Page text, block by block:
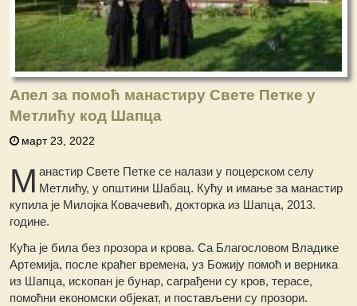
Апел за помоћ манастиру Свете Петке у
Метлићу код Шапца
март 23, 2022
М анастир Свете Петке се налази у поцерском селу
Метлићу, у општини Шабац. Кућу и имање за манастир
купила је Милојка Ковачевић, докторка из Шапца, 2013.
године.
Кућа је била без прозора и крова. Са Благословом Владике
Артемија, после краћег времена, уз Божију помоћ и верника
из Шапца, ископан је бунар, саграђени су кров, терасе,
помоћни економски објекат, и постављени су прозори.